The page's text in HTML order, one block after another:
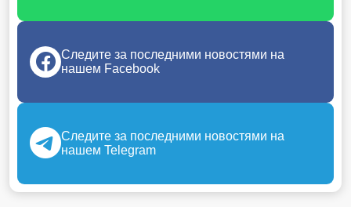
Следите за последними новостями на
нашем Facebook
Следите за последними новостями на
нашем Telegram